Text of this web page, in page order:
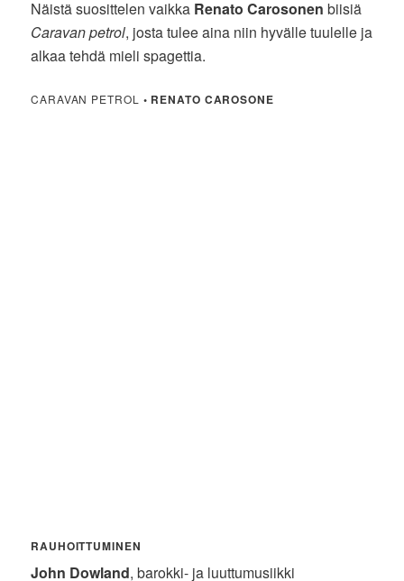
Näistä suosittelen vaikka Renato Carosonen biisiä
Caravan petrol, josta tulee aina niin hyvälle tuulelle ja
alkaa tehdä mieli spagettia.
CARAVAN PETROL • RENATO CAROSONE
RAUHOITTUMINEN
John Dowland, barokki- ja luuttumusiikki